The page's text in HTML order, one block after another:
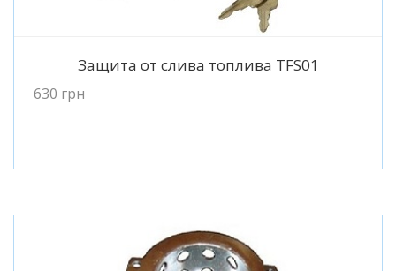
Подробнее
Защита от слива топлива TFS01
630 грн